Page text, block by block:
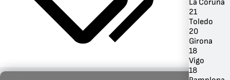
La Coruña
21
Toledo
20
Girona
18
Vigo
18